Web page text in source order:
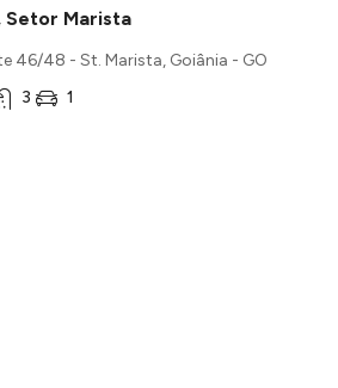
Setor Marista
46/48 - St. Marista, Goiânia - GO
3 1